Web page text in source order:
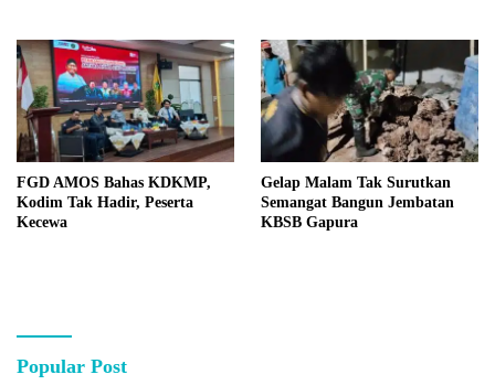
FGD AMOS Bahas KDKMP,
Kodim Tak Hadir, Peserta
Kecewa
Gelap Malam Tak Surutkan
Semangat Bangun Jembatan
KBSB Gapura
Popular Post